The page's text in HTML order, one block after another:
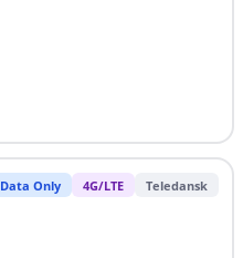
Data Only 4G/LTE Teledansk